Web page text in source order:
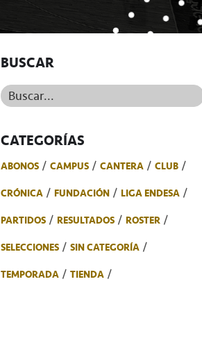
BUSCAR
Buscar...
CATEGORÍAS
ABONOS CAMPUS CANTERA
CLUB
CRÓNICA
FUNDACIÓN
LIGA ENDESA
PARTIDOS
RESULTADOS
ROSTER
SELECCIONES
SIN CATEGORÍA
TEMPORADA
TIENDA